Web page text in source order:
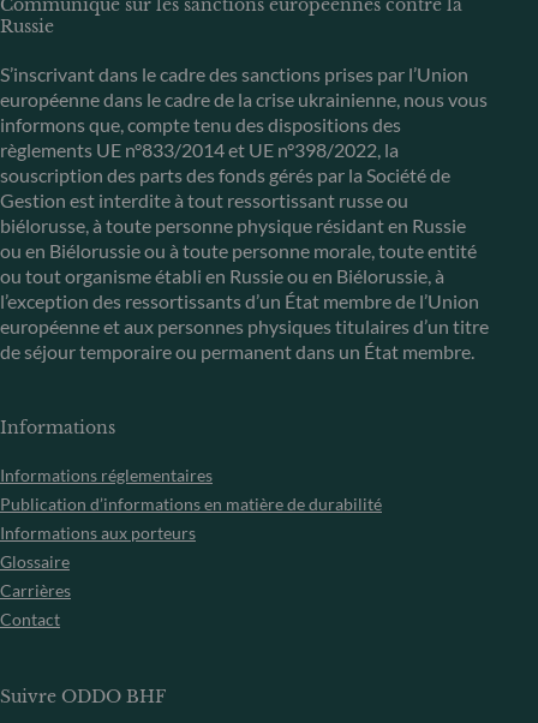
Communiqué sur les sanctions européennes contre la
Russie
S’inscrivant dans le cadre des sanctions prises par l’Union
européenne dans le cadre de la crise ukrainienne, nous vous
informons que, compte tenu des dispositions des
règlements UE n°833/2014 et UE n°398/2022, la
souscription des parts des fonds gérés par la Société de
Gestion est interdite à tout ressortissant russe ou
biélorusse, à toute personne physique résidant en Russie
ou en Biélorussie ou à toute personne morale, toute entité
ou tout organisme établi en Russie ou en Biélorussie, à
l’exception des ressortissants d’un État membre de l’Union
européenne et aux personnes physiques titulaires d’un titre
de séjour temporaire ou permanent dans un État membre.
Informations
Informations réglementaires
Publication d’informations en matière de durabilité
Informations aux porteurs
Glossaire
Carrières
Contact
Suivre ODDO BHF